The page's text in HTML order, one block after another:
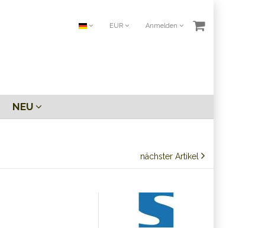
EUR Anmelden
NEU
nächster Artikel